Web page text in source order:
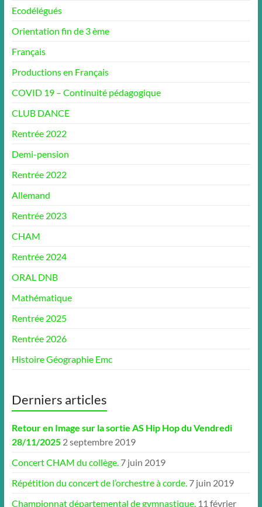
Ecodélégués
Orientation fin de 3 ème
Français
Productions en Français
COVID 19 – Continuité pédagogique
CLUB DANCE
Rentrée 2022
Demi-pension
Rentrée 2022
Allemand
Rentrée 2023
CHAM
Rentrée 2024
ORAL DNB
Mathématique
Rentrée 2025
Rentrée 2026
Histoire Géographie Emc
Derniers articles
Retour en Image sur la sortie AS Hip Hop du Vendredi
28/11/2025 2 septembre 2019
Concert CHAM du collège. 7 juin 2019
Répétition du concert de l’orchestre à corde. 7 juin 2019
Championnat départemental de gymnastique. 11 février